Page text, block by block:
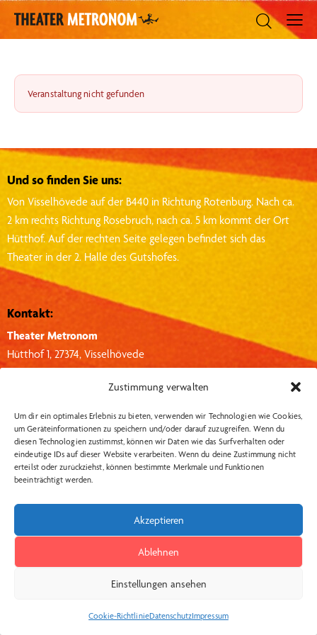
Zustimmung verwalten
Um dir ein optimales Erlebnis zu bieten, verwenden wir Technologien wie Cookies,
um Geräteinformationen zu speichern und/oder darauf zuzugreifen. Wenn du
diesen Technologien zustimmst, können wir Daten wie das Surfverhalten oder
eindeutige IDs auf dieser Website verarbeiten. Wenn du deine Zustimmung nicht
erteilst oder zurückziehst, können bestimmte Merkmale und Funktionen
beeinträchtigt werden.
Akzeptieren
Ablehnen
Einstellungen ansehen
Cookie-RichtlinieDatenschutzImpressum
Veranstaltung nicht gefunden
Und so finden Sie uns:
Von Visselhövede auf der B440 in Richtung Rotenburg. Nach ca.
2 km rechts Richtung Rosebruch, nach ca. 5 km kommt der Ort
Hütthof. Auf der rechten Seite gelegen befindet sich das
Theater in der 2. Halle des Gutshofes.
Kontakt:
Theater Metronom
Hütthof 1, 27374, Visselhövede
Wichtige Links:
Datenschutzerklärung
Impressum
AGB Kartenkauf
Widerrufsbelehrung
Social Media:
Insta